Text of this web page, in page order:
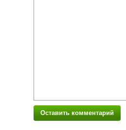
Оставить комментарий